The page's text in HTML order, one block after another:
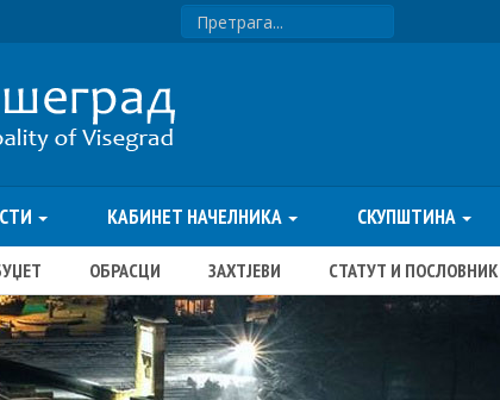
КАБИНЕТ НАЧЕЛНИКА СКУПШТИНА
ОБРАСЦИ ЗАХТЈЕВИ СТАТУТ И ПОСЛОВНИК